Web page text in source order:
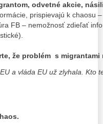
odvetné akcie,
prispievajú k chaosu
FB – nemožnosť zdieľať
a
že problém s migrantami
a vláda EU už zlyhala. Kto